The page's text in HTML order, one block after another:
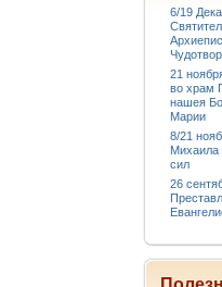
6/19
21
во храм
нашея
Марии
8/21
Михаила
сил
26